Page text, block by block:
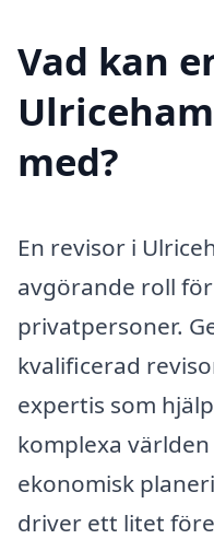
Vad kan
med?
En revisor i
avgörande roll
privatpersoner.
kvalificerad
expertis som
komplexa
ekonomisk
driver ett litet